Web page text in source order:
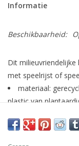
Informatie
Beschikbaarheid:
Dit
met speelrijst of
materiaal:
plastic van